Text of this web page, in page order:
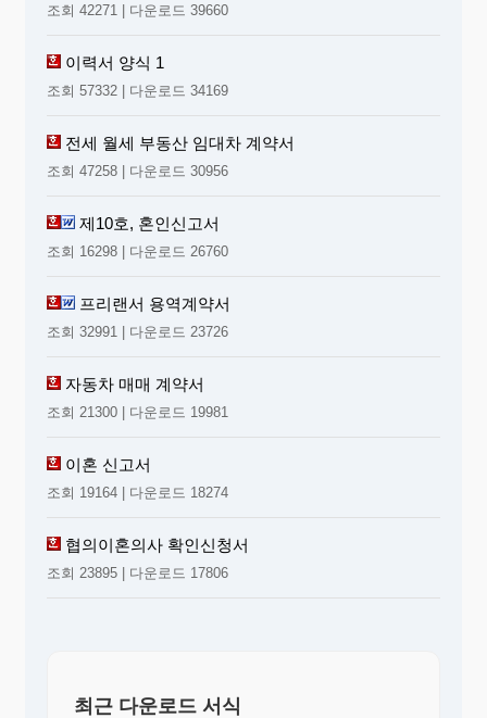
조회 42271 | 다운로드 39660
이력서 양식 1
조회 57332 | 다운로드 34169
전세 월세 부동산 임대차 계약서
조회 47258 | 다운로드 30956
제10호, 혼인신고서
조회 16298 | 다운로드 26760
프리랜서 용역계약서
조회 32991 | 다운로드 23726
자동차 매매 계약서
조회 21300 | 다운로드 19981
이혼 신고서
조회 19164 | 다운로드 18274
협의이혼의사 확인신청서
조회 23895 | 다운로드 17806
최근 다운로드 서식